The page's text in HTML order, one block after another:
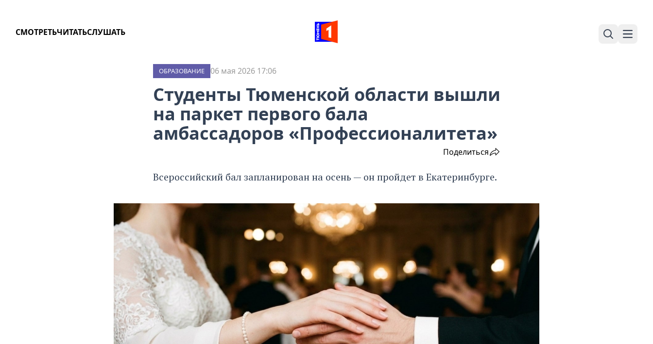
СМОТРЕТЬЧИТАТЬСЛУШАТЬ
Поиск
ОБРАЗОВАНИЕ 06 мая 2026 17:06
Студенты Тюменской области вышли
на паркет первого бала
амбассадоров «Профессионалитета»
Поделиться
Всероссийский бал запланирован на осень — он пройдет в Екатеринбурге.